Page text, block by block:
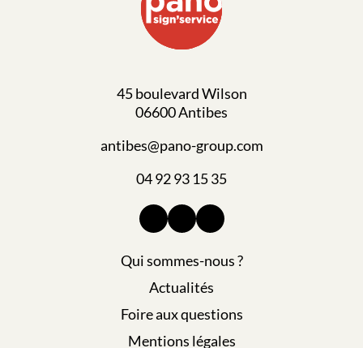
45 boulevard Wilson
06600 Antibes
antibes@pano-group.com
04 92 93 15 35
Qui sommes-nous ?
Actualités
Foire aux questions
Mentions légales